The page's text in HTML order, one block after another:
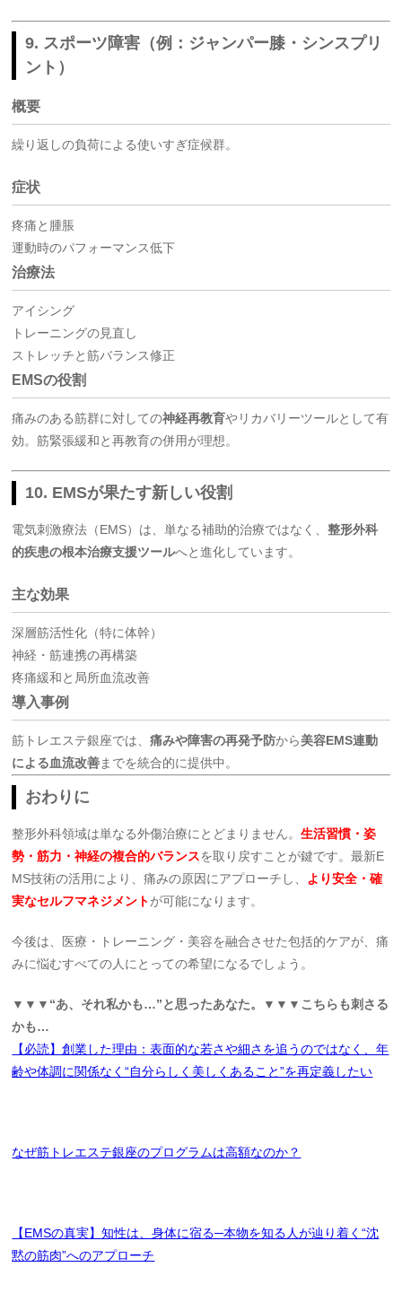
9. スポーツ障害（例：ジャンパー膝・シンスプリ
ント）
概要
繰り返しの負荷による使いすぎ症候群。
症状
疼痛と腫脹
運動時のパフォーマンス低下
治療法
アイシング
トレーニングの見直し
ストレッチと筋バランス修正
EMSの役割
痛みのある筋群に対しての神経再教育やリカバリーツールとして有
効。筋緊張緩和と再教育の併用が理想。
10. EMSが果たす新しい役割
電気刺激療法（EMS）は、単なる補助的治療ではなく、整形外科
的疾患の根本治療支援ツールへと進化しています。
主な効果
深層筋活性化（特に体幹）
神経・筋連携の再構築
疼痛緩和と局所血流改善
導入事例
筋トレエステ銀座では、痛みや障害の再発予防から美容EMS連動
による血流改善までを統合的に提供中。
おわりに
整形外科領域は単なる外傷治療にとどまりません。生活習慣・姿
勢・筋力・神経の複合的バランスを取り戻すことが鍵です。最新E
MS技術の活用により、痛みの原因にアプローチし、 より安全・確
実なセルフマネジメントが可能になります。
今後は、医療・トレーニング・美容を融合させた包括的ケアが、痛
みに悩むすべての人にとっての希望になるでしょう。
▼▼▼“あ、それ私かも…”と思ったあなた。▼▼▼こちらも刺さる
かも…
【必読】創業した理由：表面的な若さや細さを追うのではなく、年
齢や体調に関係なく“自分らしく美しくあること”を再定義したい
なぜ筋トレエステ銀座のプログラムは高額なのか？
【EMSの真実】知性は、身体に宿る─本物を知る人が辿り着く“沈
黙の筋肉”へのアプローチ